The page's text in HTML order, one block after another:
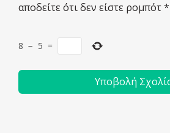
αποδείτε ότι δεν είστε ρομπότ*
8 − 5 =